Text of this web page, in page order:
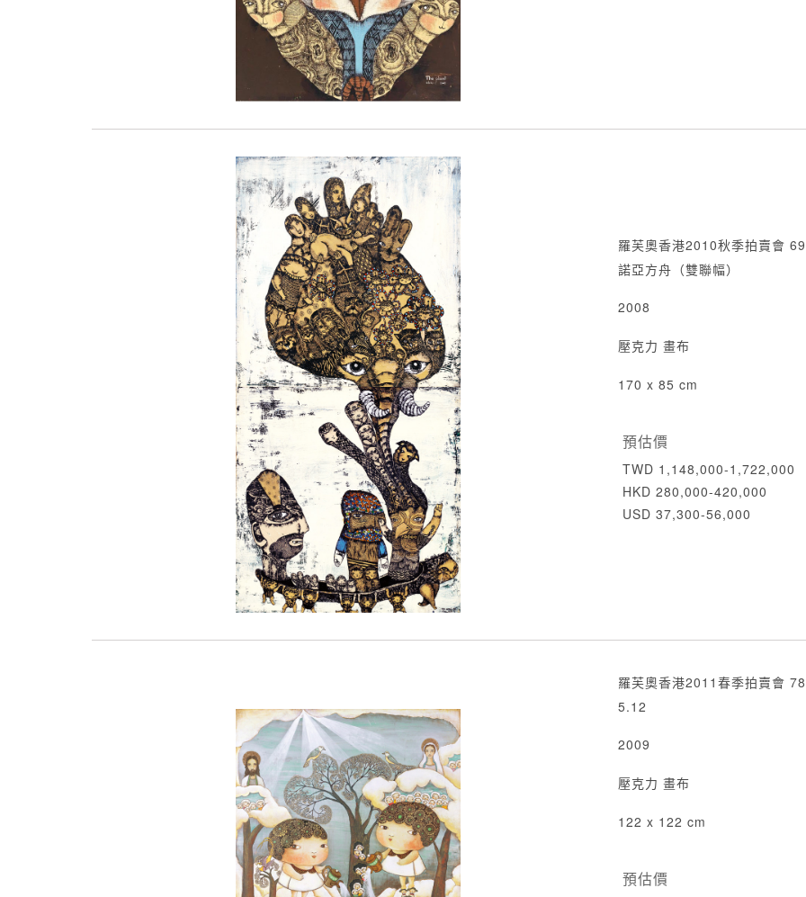
羅芙奧香港2010秋季拍賣會 69
諾亞方舟（雙聯幅）
2008
壓克力 畫布
170 x 85 cm
預估價
TWD 1,148,000-1,722,000
HKD 280,000-420,000
USD 37,300-56,000
羅芙奧香港2011春季拍賣會 78
5.12
2009
壓克力 畫布
122 x 122 cm
預估價